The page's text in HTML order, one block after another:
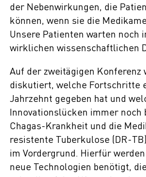
der Nebenwirkungen, die
können, wenn sie die
Unsere Patienten warten noch
wirklichen wissenschaftlichen
Auf der zweitägigen Konferenz
diskutiert, welche Fortschritte
Jahrzehnt gegeben hat und
Innovationslücken immer noch
Chagas-Krankheit und die
resistente Tuberkulose (DR-
im Vordergrund. Hierfür
neue Technologien benötigt,